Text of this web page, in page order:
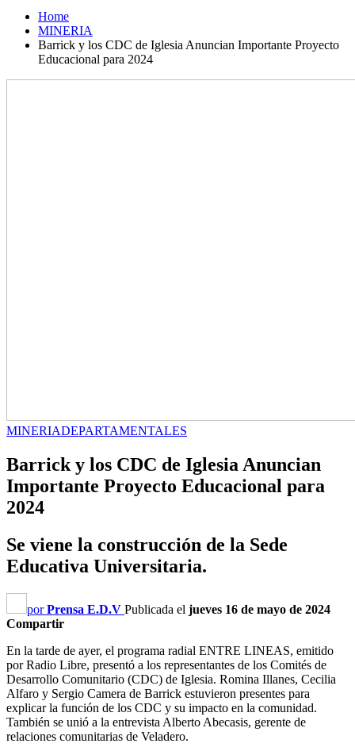
Home
MINERIA
Barrick y los CDC de Iglesia Anuncian Importante Proyecto
Educacional para 2024
MINERIADEPARTAMENTALES
Barrick y los CDC de Iglesia Anuncian
Importante Proyecto Educacional para
2024
Se viene la construcción de la Sede
Educativa Universitaria.
porPrensa E.D.V Publicada el jueves 16 de mayo de 2024
Compartir
En la tarde de ayer, el programa radial ENTRE LINEAS, emitido
por Radio Libre, presentó a los representantes de los Comités de
Desarrollo Comunitario (CDC) de Iglesia. Romina Illanes, Cecilia
Alfaro y Sergio Camera de Barrick estuvieron presentes para
explicar la función de los CDC y su impacto en la comunidad.
También se unió a la entrevista Alberto Abecasis, gerente de
relaciones comunitarias de Veladero.